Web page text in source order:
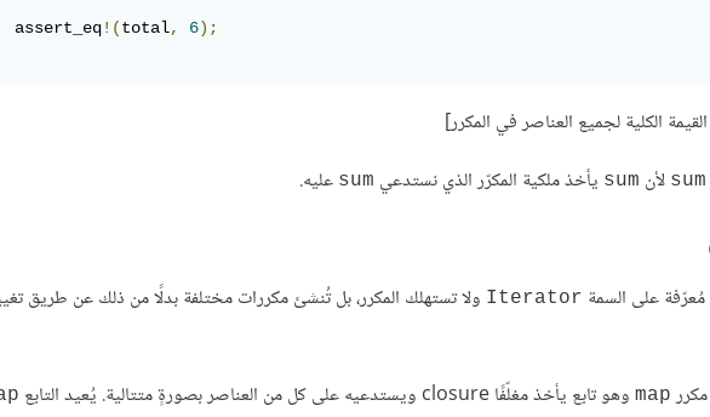
assert_eq
!(total, 6);
الكلية لجميع العناصر في المكرر]
sum لأن sum يأخذ ملكية المكرّر الذي نستدعي sum عليه.
Iterator ولا تستهلك المكرر، بل تُنشئ مكررات مختلفة بدلًا من ذلك عن طريق
map وهو تابع يأخذ مغلّفًا closure ويستدعيه على كل من العناصر بصورةٍ متتالية. يُعيد التابع